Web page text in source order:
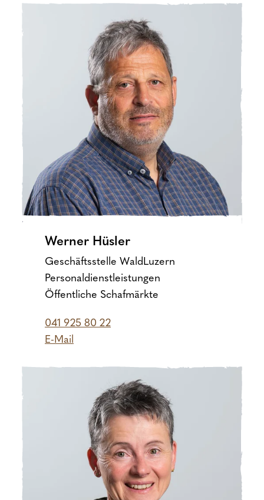
Werner Hüsler
Geschäftsstelle WaldLuzern
Personaldienstleistungen
Öffentliche Schafmärkte
041 925 80 22
E-Mail